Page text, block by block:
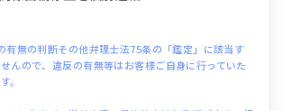
無の判断その他弁理士法75条の「鑑定」に該当す
んので、違反の有無等はお客様ご自身に行っていた
。